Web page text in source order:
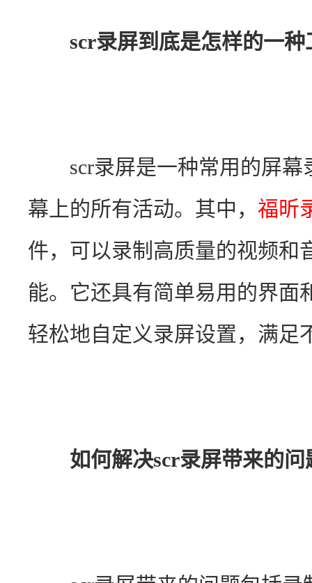
scr录屏到底是怎样的一种
scr录屏是一种常用的屏幕
幕上的所有活动。其中， 福昕
件，可以录制高质量的视频和
能。它还具有简单易用的界面
轻松地自定义录屏设置，满足
如何解决scr录屏带来的问